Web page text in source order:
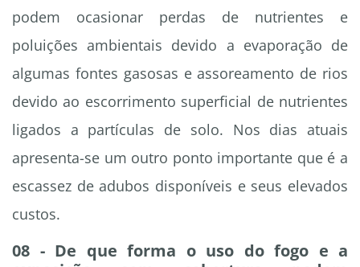
podem ocasionar perdas de nutrientes e
poluições ambientais devido a evaporação de
algumas fontes gasosas e assoreamento de rios
devido ao escorrimento superficial de nutrientes
ligados a partículas de solo. Nos dias atuais
apresenta-se um outro ponto importante que é a
escassez de adubos disponíveis e seus elevados
custos.
08 - De que forma o uso do fogo e a